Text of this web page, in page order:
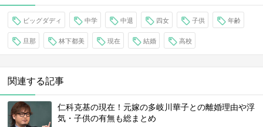
ビッグダディ 中学 中退 四女 子供 年齢
旦那 林下都美 現在 結婚 高校
関連する記事
仁科克基の現在！元嫁の多岐川華子との離婚理由や浮
気・子供の有無も総まとめ